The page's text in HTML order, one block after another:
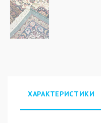
ХАРАКТЕРИСТИКИ